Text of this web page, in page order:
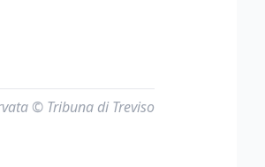
© Tribuna di Treviso